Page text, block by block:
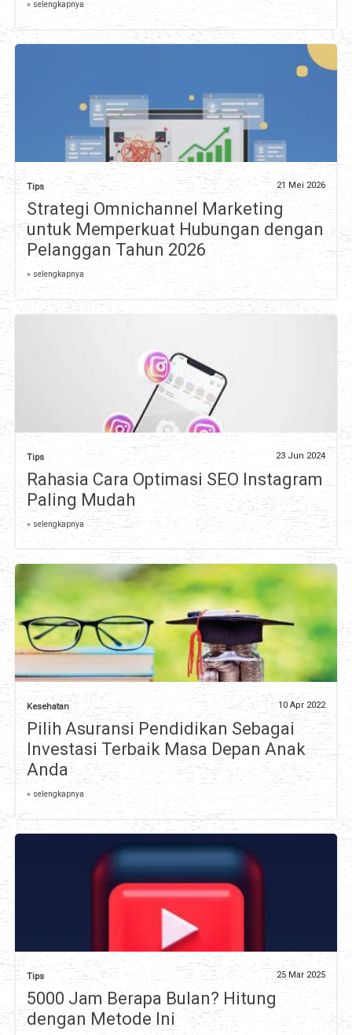
» selengkapnya
Tips 21 Mei 2026
Strategi Omnichannel Marketing
untuk Memperkuat Hubungan dengan
Pelanggan Tahun 2026
» selengkapnya
Tips 23 Jun 2024
Rahasia Cara Optimasi SEO Instagram
Paling Mudah
» selengkapnya
Kesehatan 10 Apr 2022
Pilih Asuransi Pendidikan Sebagai
Investasi Terbaik Masa Depan Anak
Anda
» selengkapnya
Tips 25 Mar 2025
5000 Jam Berapa Bulan? Hitung
dengan Metode Ini